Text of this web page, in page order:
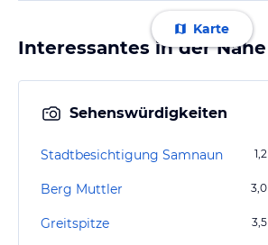
Karte
Interessantes in der Nähe
Sehenswürdigkeiten
Stadtbesichtigung Samnaun 1,2
Berg Muttler 3,0
Greitspitze 3,5